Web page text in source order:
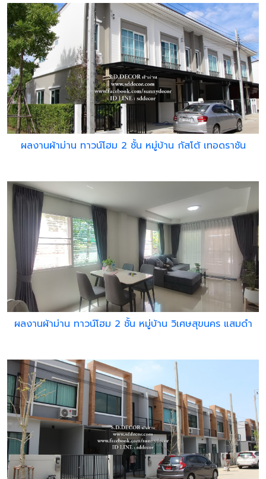
ผลงานผ้าม่าน ทาวน์โฮม 2 ชั้น หมู่บ้าน กัสโต้ เทอดราชัน
ผลงานผ้าม่าน ทาวน์โฮม 2 ชั้น หมู่บ้าน วิเศษสุขนคร แสมดำ